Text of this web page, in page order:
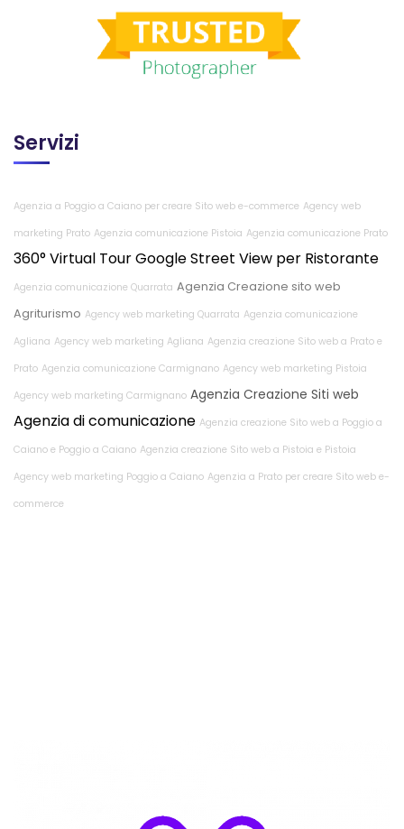
Servizi
Agenzia a Poggio a Caiano per creare Sito web e-commerce Agency web
marketing Prato Agenzia comunicazione Pistoia Agenzia comunicazione Prato
360° Virtual Tour Google Street View per Ristorante
Agenzia comunicazione Quarrata Agenzia Creazione sito web
Agriturismo Agency web marketing Quarrata Agenzia comunicazione
Agliana Agency web marketing Agliana Agenzia creazione Sito web a Prato e
Prato Agenzia comunicazione Carmignano Agency web marketing Pistoia
Agency web marketing Carmignano Agenzia Creazione Siti web
Agenzia di comunicazione Agenzia creazione Sito web a Poggio a
Caiano e Poggio a Caiano Agenzia creazione Sito web a Pistoia e Pistoia
Agency web marketing Poggio a Caiano Agenzia a Prato per creare Sito web e-
commerce